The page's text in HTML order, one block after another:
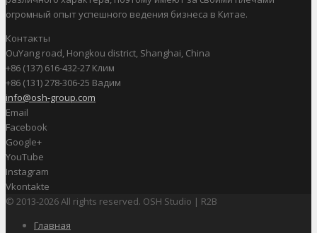
огромный опыт успешного ведения бизнеса в Китае.
Контакты
OuYang road, Hongkou district, Shanghai, China
+86 (137) 616-432-27 Клим
+86 (131) 278-306-25 Вадим
info@osh-group.com
Email
Facebook
Google+
YouTube
Instagram
Vkontakte
© 2013-2026 All rights reserved. OSH Studio | R2B
Главная